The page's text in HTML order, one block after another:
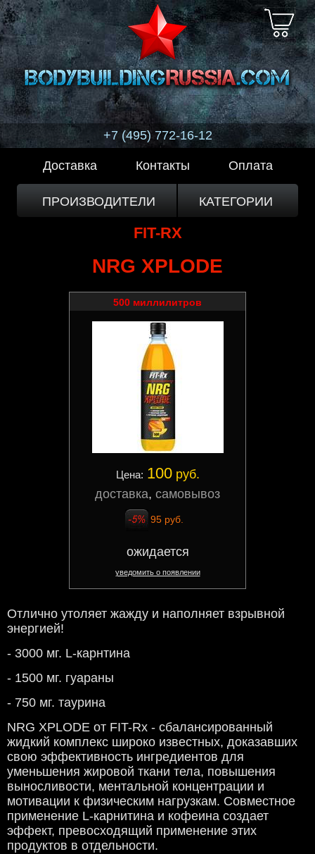
+7 (495) 772-16-12
Доставка Контакты Оплата
ПРОИЗВОДИТЕЛИ КАТЕГОРИИ
FIT-RX
NRG XPLODE
500 миллилитров
Цена: 100руб.
доставка, самовывоз
95 руб.
ожидается
уведомить о появлении
Отлично утоляет жажду и наполняет взрывной
энергией!
- 3000 мг. L-карнтина
- 1500 мг. гуараны
- 750 мг. таурина
NRG XPLODE от FIT-Rx - сбалансированный
жидкий комплекс широко известных, доказавших
свою эффективность ингредиентов для
уменьшения жировой ткани тела, повышения
выносливости, ментальной концентрации и
мотивации к физическим нагрузкам. Совместное
применение L-карнитина и кофеина создает
эффект, превосходящий применение этих
продуктов в отдельности.